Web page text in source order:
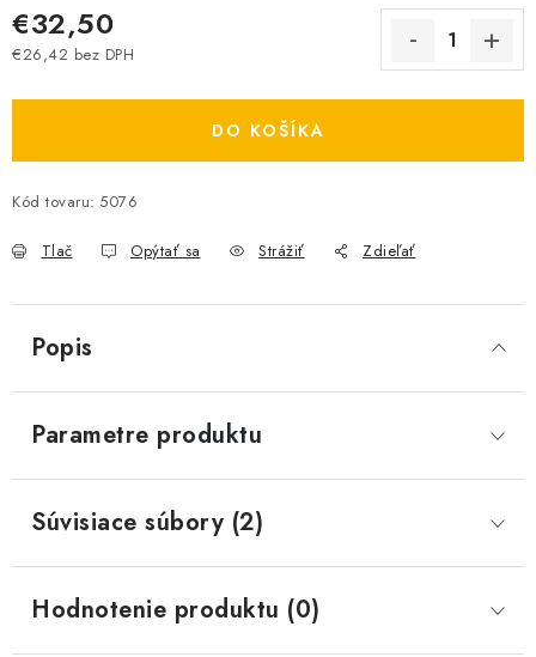
€32,50
€26,42 bez DPH
DO KOŠÍKA
Kód tovaru: 5076
Tlač Opýtať sa Strážiť Zdieľať
Popis
Parametre produktu
Súvisiace súbory (2)
Hodnotenie produktu (0)